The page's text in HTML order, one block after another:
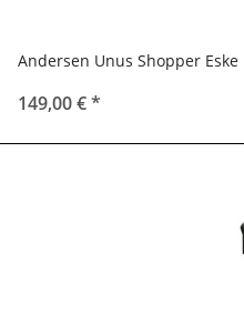
Andersen Unus Shopper Eske
149,00 €*